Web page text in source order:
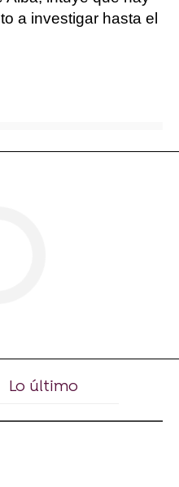
a investigar hasta el
Lo último